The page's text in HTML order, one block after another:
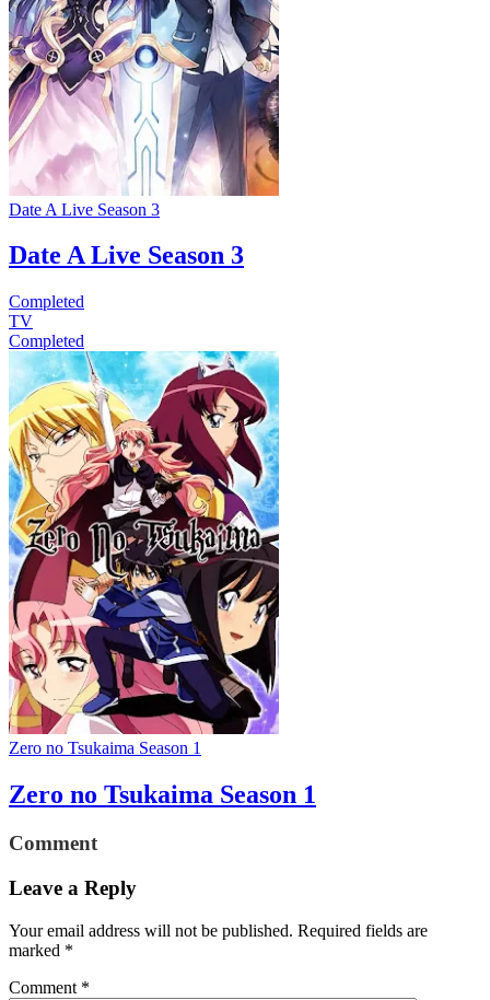
Date A Live Season 3
Date A Live Season 3
Completed
TV
Completed
Zero no Tsukaima Season 1
Zero no Tsukaima Season 1
Comment
Leave a Reply
Your email address will not be published. Required fields are
marked *
Comment *